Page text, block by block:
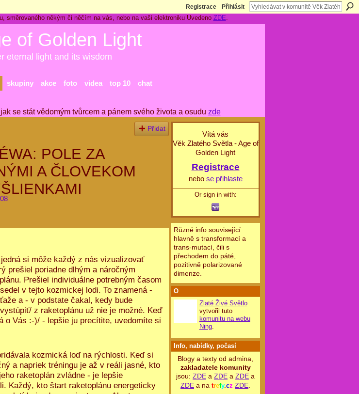
Registrace Přihlásit
směrovaného někým či něčím na vás, nebo na vaši elektroniku Uvedeno ZDE.
of Golden Light
eternal light and its wisdom
skupiny akce foto videa top 10 chat
se stát vědomým tvůrcem a pánem svého života a osudu zde
Přidat
POLE ZA
A ČLOVEKOM
si môže každý z nás vizualizovať
prešiel poriadne dlhým a náročným
Prešiel individuálne potrebným časom
v tejto kozmickej lodi. To znamená -
a - v podstate čakal, kedy bude
z raketoplánu už nie je možné. Keď
o Vás :-)/ - lepšie ju precítite, uvedomíte si
kozmická loď na rýchlosti. Keď si
a napriek tréningu je až v reáli jasné, kto
raketoplán zvládne - je lepšie
Každý, kto štart raketoplánu energeticky
Vítá vás
Věk Zlatého Světla - Age of
Golden Light
Registrace
nebo se přihlaste
Or sign in with:
Různé info související
hlavně s transformací a
trans-mutací, čili s
přechodem do páté,
pozitivně polarizované
dimenze.
O
Zlaté Živé Světlo
vytvořil tuto
komunitu na webu
Ning.
Info, nabídky, počasí
Blogy a texty od admina,
zakladatele komunity
jsou: ZDE a ZDE a ZDE a
ZDE a na trefy.cz ZDE